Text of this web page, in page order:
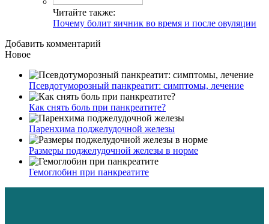
Читайте также:
Почему болит яичник во время и после овуляции
Добавить комментарий
Новое
Псевдотуморозный панкреатит: симптомы, лечение
Как снять боль при панкреатите?
Паренхима поджелудочной железы
Размеры поджелудочной железы в норме
Гемоглобин при панкреатите